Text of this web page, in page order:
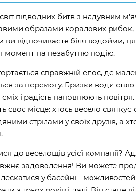
підводних битв з надувним
образами коралових рибок,
ви відпочиваєте біля водойми,
момент на незабутню подію.
справжній епос, де
за перемогу. Бризки води
сміх і радість наповнюють
своє місце: хтось весело
стрілами у своїх друзів, а
до веселощів усієї компанії?
задоволення! Ви можете
у басейні -